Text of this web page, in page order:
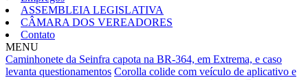
ASSEMBLEIA LEGISLATIVA
CÂMARA DOS VEREADORES
Contato
MENU
Caminhonete da Seinfra capota na BR-364, em Extrema, e caso
levanta questionamentos Corolla colide com veículo de aplicativo e